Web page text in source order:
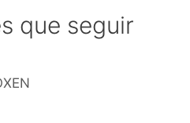
que seguir